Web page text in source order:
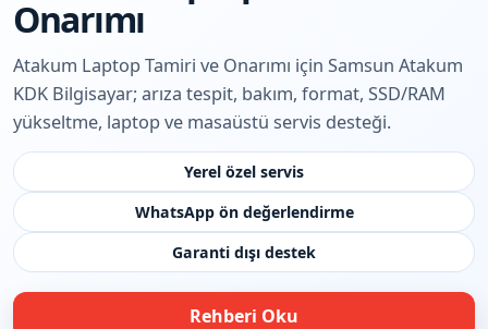
Onarımı
Atakum Laptop Tamiri ve Onarımı için Samsun Atakum
KDK Bilgisayar; arıza tespit, bakım, format, SSD/RAM
yükseltme, laptop ve masaüstü servis desteği.
Yerel özel servis
WhatsApp ön değerlendirme
Garanti dışı destek
Rehberi Oku